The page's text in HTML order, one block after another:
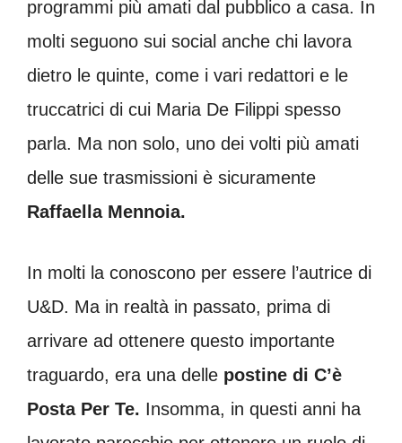
programmi più amati dal pubblico a casa. In
molti seguono sui social anche chi lavora
dietro le quinte, come i vari redattori e le
truccatrici di cui Maria De Filippi spesso
parla. Ma non solo, uno dei volti più amati
delle sue trasmissioni è sicuramente
Raffaella Mennoia.
In molti la conoscono per essere l’autrice di
U&D. Ma in realtà in passato, prima di
arrivare ad ottenere questo importante
traguardo, era una delle postine di C’è
Posta Per Te. Insomma, in questi anni ha